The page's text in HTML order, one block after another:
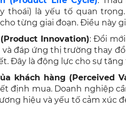
thoái) là yếu tố quan
từng giai đoạn. Điều này
Innovation): Đổi
đáp ứng thị trường thay
Đây là động lực cho sự
khách hàng (Perceived
định mua. Doanh nghiệp
hiệu và yếu tố cảm xúc